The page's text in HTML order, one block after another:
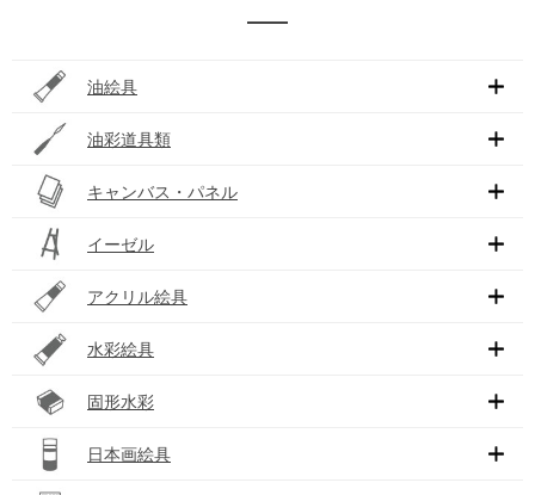
油絵具
油彩道具類
キャンバス・パネル
イーゼル
アクリル絵具
水彩絵具
固形水彩
日本画絵具